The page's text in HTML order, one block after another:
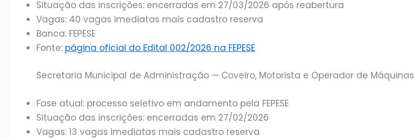
Situação das inscrições: encerradas em 27/03/2026 após reabertura
Vagas: 40 vagas imediatas mais cadastro reserva
Banca: FEPESE
Fonte: página oficial do Edital 002/2026 na FEPESE
Secretaria Municipal de Administração — Coveiro, Motorista e Operador de Máquinas
Fase atual: processo seletivo em andamento pela FEPESE
Situação das inscrições: encerradas em 27/02/2026
Vagas: 13 vagas imediatas mais cadastro reserva